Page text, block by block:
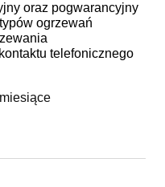
oraz pogwarancyjny
ogrzewań
telefonicznego